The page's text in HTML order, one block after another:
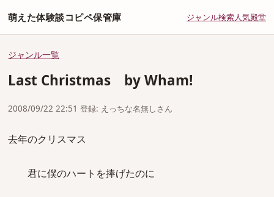
萌えた体験談コピペ保管庫 ジャンル検索人気殿堂
ジャンル一覧
Last Christmas by Wham!
2008/09/22 22:51 登録: えっちな名無しさん
去年のクリスマス
君に僕のハートを捧げたのに